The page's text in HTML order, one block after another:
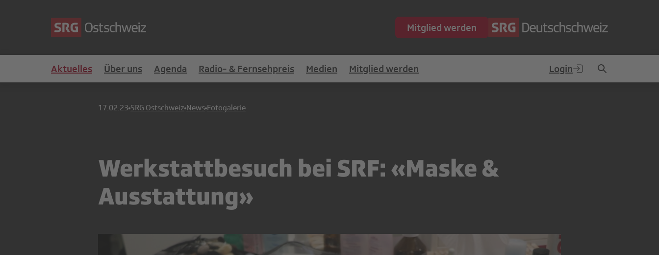
Mitglied werden
Aktuelles Über uns Agenda Radio- & Fernsehpreis Medien Mitglied werden Login
17.02.23 SRG Ostschweiz News Fotogalerie
Werkstattbesuch bei SRF: «Maske &
Ausstattung»